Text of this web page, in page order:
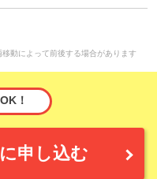
動によって前後する場合があります
！
申し込む